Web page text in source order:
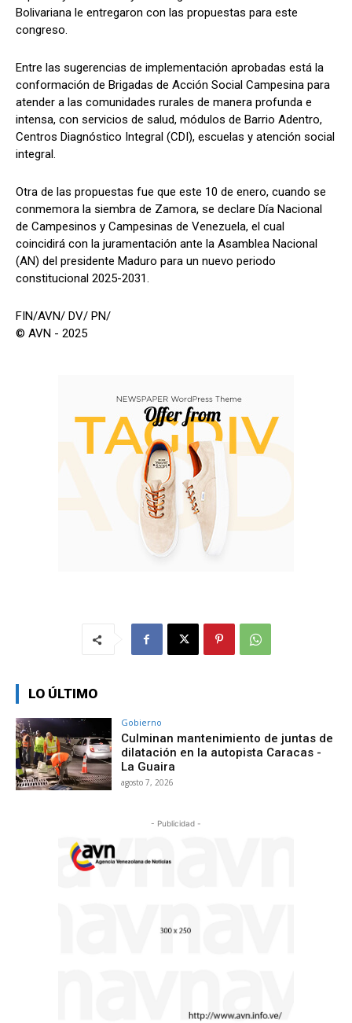
Bolivariana le entregaron con las propuestas para este
congreso.
Entre las sugerencias de implementación aprobadas está la
conformación de Brigadas de Acción Social Campesina para
atender a las comunidades rurales de manera profunda e
intensa, con servicios de salud, módulos de Barrio Adentro,
Centros Diagnóstico Integral (CDI), escuelas y atención social
integral.
Otra de las propuestas fue que este 10 de enero, cuando se
conmemora la siembra de Zamora, se declare Día Nacional
de Campesinos y Campesinas de Venezuela, el cual
coincidirá con la juramentación ante la Asamblea Nacional
(AN) del presidente Maduro para un nuevo periodo
constitucional 2025-2031.
FIN/AVN/ DV/ PN/
© AVN - 2025
LO ÚLTIMO
Gobierno
Culminan mantenimiento de juntas de
dilatación en la autopista Caracas -
La Guaira
agosto 7, 2026
- Publicidad -